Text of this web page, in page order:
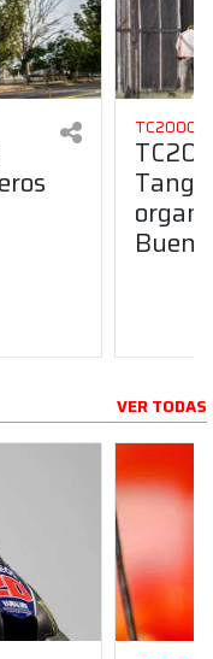
TC2000
VER TODAS